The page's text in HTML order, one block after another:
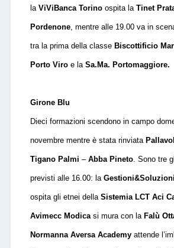
la ViViBanca Torinoospita la Tinet
Pordenone, mentre alle 19.00 va in
tra la prima della classe Biscottificio
Porto Viroe la Sa.Ma. Portomaggiore.
Girone Blu
Dieci formazioni scendono in campo
novembre mentre è stata rinviata
Tigano Palmi – Abba Pineto. Sono tre
previsti alle 16.00: la
ospita gli etnei della Sistemia LCT Aci
Avimecc Modicasi mura con la Falù
Normanna Aversa Academyattende